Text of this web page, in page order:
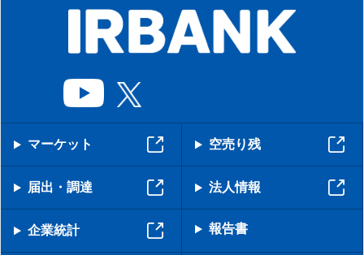
マーケット 空売り残
届出・調達 法人情報
企業統計 報告書